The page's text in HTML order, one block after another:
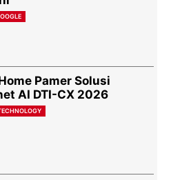
Pamer Solusi
AI DTI-CX 2026